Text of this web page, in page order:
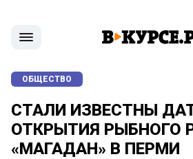
ОБЩЕСТВО
СТАЛИ ИЗВЕСТНЫ
ОТКРЫТИЯ РЫБНОГО
«МАГАДАН» В ПЕРМИ